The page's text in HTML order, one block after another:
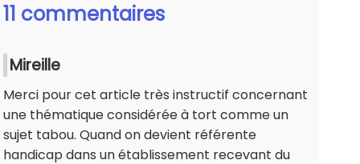
11 commentaires
Mireille
Merci pour cet article très instructif concernant
une thématique considérée à tort comme un
sujet tabou. Quand on devient référente
handicap dans un établissement recevant du